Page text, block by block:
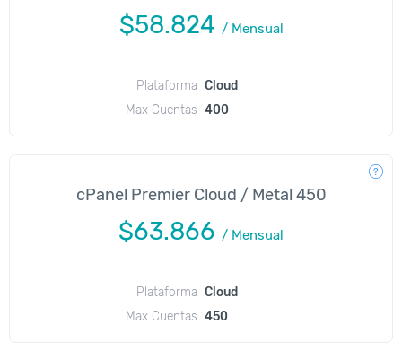
$58.824 / Mensual
Plataforma Cloud
Max Cuentas 400
cPanel Premier Cloud / Metal 450
$63.866 / Mensual
Plataforma Cloud
Max Cuentas 450